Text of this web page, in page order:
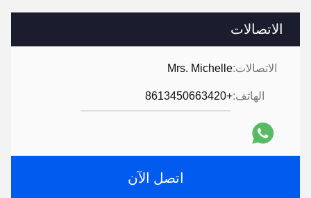
الاتصالات
الاتصالات:Mrs. Michelle
الهاتف:+8613450663420
اتصل الآن